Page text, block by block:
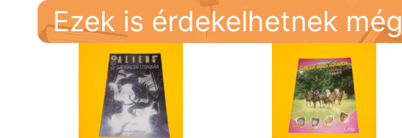
Ezek is érdekelhetnek még